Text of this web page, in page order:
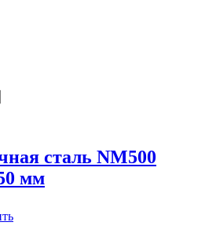
сталь NM500
мм